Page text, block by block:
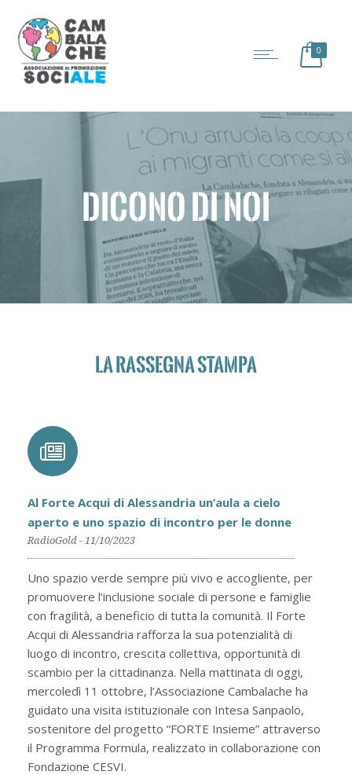
0
DICONO DI NOI
LA RASSEGNA STAMPA
Al Forte Acqui di Alessandria un’aula a cielo
aperto e uno spazio di incontro per le donne
RadioGold - 11/10/2023
Uno spazio verde sempre più vivo e accogliente, per
promuovere l’inclusione sociale di persone e famiglie
con fragilità, a beneficio di tutta la comunità. Il Forte
Acqui di Alessandria rafforza la sua potenzialità di
luogo di incontro, crescita collettiva, opportunità di
scambio per la cittadinanza. Nella mattinata di oggi,
mercoledì 11 ottobre, l’Associazione Cambalache ha
guidato una visita istituzionale con Intesa Sanpaolo,
sostenitore del progetto “FORTE Insieme” attraverso
il Programma Formula, realizzato in collaborazione con
Fondazione CESVI.